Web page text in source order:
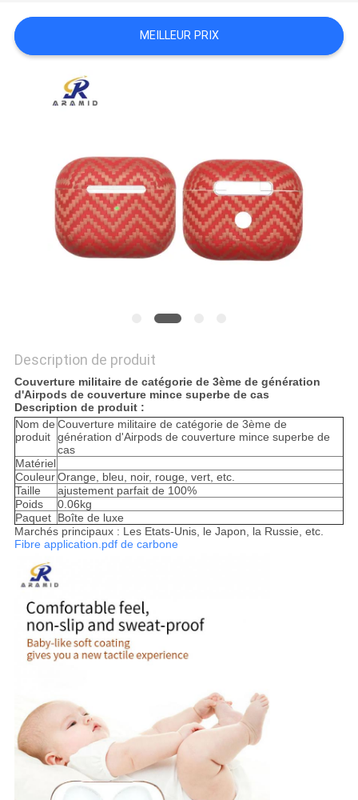
NOUVELLES
PLAN
MEILLEUR PRIX
Description de produit
Couverture militaire de catégorie de 3ème de génération
d'Airpods de couverture mince superbe de cas
Description de produit :
Nom de
produit
Couverture militaire de catégorie de 3ème de
génération d'Airpods de couverture mince superbe de
cas
Matériel
CouleurOrange, bleu, noir, rouge, vert, etc.
Taille
ajustement parfait de 100%
Poids
0.06kg
Paquet Boîte de luxe
Marchés principaux : Les Etats-Unis, le Japon, la Russie, etc.
Fibre application.pdf de carbone